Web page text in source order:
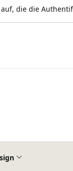
die die